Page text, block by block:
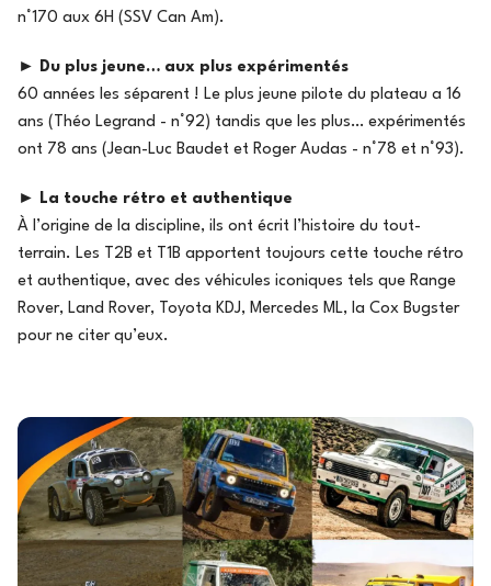
n°170 aux 6H (SSV Can Am).
►
Du plus jeune… aux plus expérimentés
60 années les séparent ! Le plus jeune pilote du plateau a 16
ans (Théo Legrand - n°92) tandis que les plus… expérimentés
ont 78 ans (Jean-Luc Baudet et Roger Audas - n°78 et n°93).
►
La touche rétro et authentique
À l’origine de la discipline, ils ont écrit l’histoire du tout-
terrain. Les T2B et T1B apportent toujours cette touche rétro
et authentique, avec des véhicules iconiques tels que Range
Rover, Land Rover, Toyota KDJ, Mercedes ML, la Cox Bugster
pour ne citer qu’eux.